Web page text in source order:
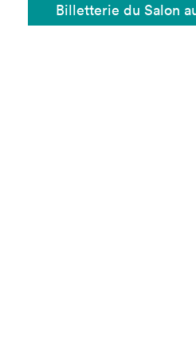
Billetterie du Salon